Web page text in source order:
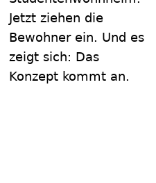
Jetzt ziehen die
Bewohner ein. Und es
zeigt sich: Das
Konzept kommt an.